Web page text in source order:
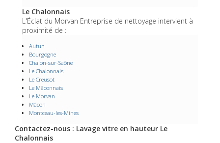
Le Chalonnais
L'Éclat du Morvan Entreprise de nettoyage intervient à
proximité de :
Autun
Bourgogne
Chalon-sur-Saône
Le Chalonnais
Le Creusot
Le Mâconnais
Le Morvan
Mâcon
Montceau-les-Mines
Contactez-nous : Lavage vitre en hauteur Le
Chalonnais